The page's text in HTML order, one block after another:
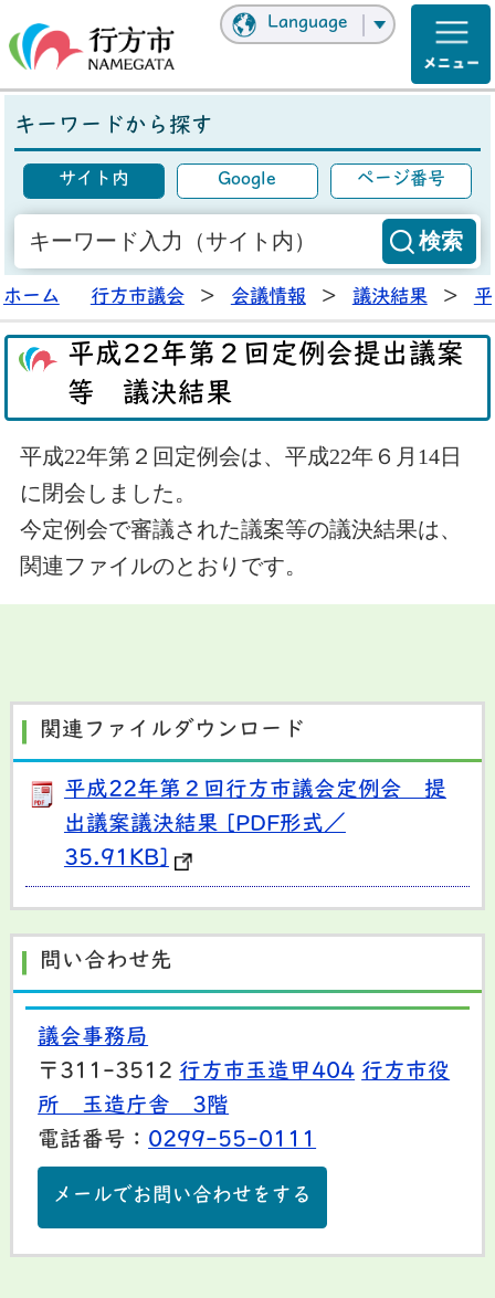
Language
キーワードから探す
サイト内 Google ページ番号
ホーム 行方市議会 > 会議情報 > 議決結果 >
平成22年第２回定例会提出議案
等 議決結果
平成22年第２回定例会は、平成22年６月14日
に閉会しました。
今定例会で審議された議案等の議決結果は、
関連ファイルのとおりです。
関連ファイルダウンロード
平成22年第２回行方市議会定例会 提
出議案議決結果 [PDF形式／
35.91KB]
問い合わせ先
議会事務局
〒311-3512 行方市玉造甲404 行方市役
所 玉造庁舎 3階
電話番号： 0299-55-0111
メールでお問い合わせをする